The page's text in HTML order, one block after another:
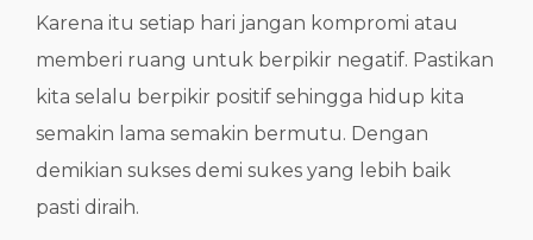
Karena itu setiap hari jangan kompromi atau
memberi ruang untuk berpikir negatif. Pastikan
kita selalu berpikir positif sehingga hidup kita
semakin lama semakin bermutu. Dengan
demikian sukses demi sukes yang lebih baik
pasti diraih.